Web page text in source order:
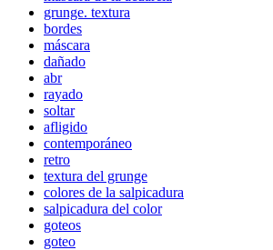
grunge. textura
bordes
máscara
dañado
abr
rayado
soltar
afligido
contemporáneo
retro
textura del grunge
colores de la salpicadura
salpicadura del color
goteos
goteo